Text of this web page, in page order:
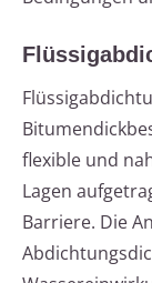
flexible und
Lagen
Barriere. Die